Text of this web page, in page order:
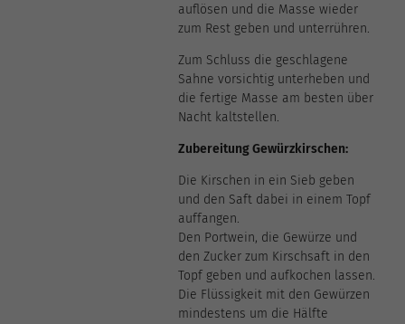
auflösen und die Masse wieder
zum Rest geben und unterrühren.
Zum Schluss die geschlagene
Sahne vorsichtig unterheben und
die fertige Masse am besten über
Nacht kaltstellen.
Zubereitung Gewürzkirschen:
Die Kirschen in ein Sieb geben
und den Saft dabei in einem Topf
auffangen.
Den Portwein, die Gewürze und
den Zucker zum Kirschsaft in den
Topf geben und aufkochen lassen.
Die Flüssigkeit mit den Gewürzen
mindestens um die Hälfte